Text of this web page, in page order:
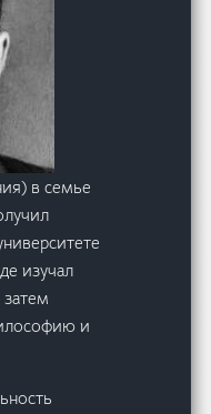
в семье
изучал
и